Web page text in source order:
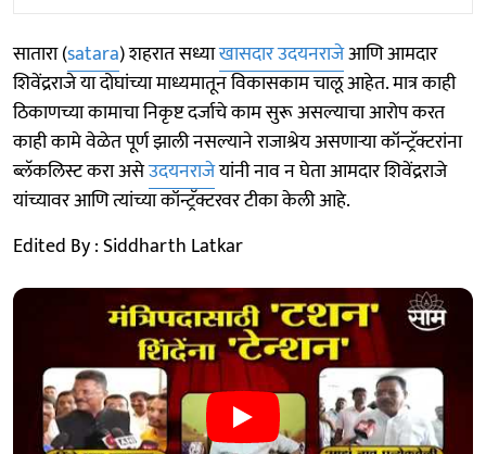
सातारा (satara) शहरात सध्याखासदार उदयनराजेआणि आमदार
शिवेंद्रराजे या दोघांच्या माध्यमातून विकासकाम चालू आहेत. मात्र काही
ठिकाणच्या कामाचा निकृष्ट दर्जाचे काम सुरू असल्याचा आरोप करत
काही कामे वेळेत पूर्ण झाली नसल्याने राजाश्रेय असणाऱ्या कॉन्ट्रॅक्टरांना
ब्लॅकलिस्ट करा असेउदयनराजेयांनी नाव न घेता आमदार शिवेंद्रराजे
यांच्यावर आणि त्यांच्या कॉन्ट्रॅक्टरवर टीका केली आहे.
Edited By : Siddharth Latkar